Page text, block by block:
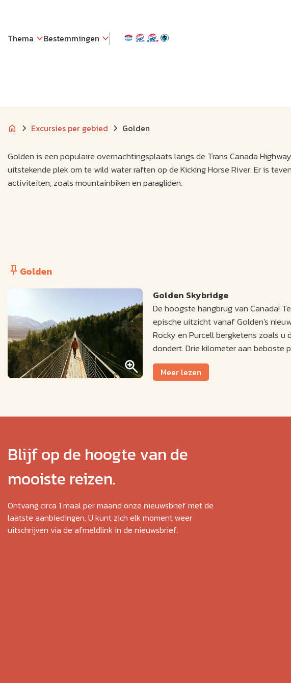
Thema Bestemmingen
Excursies per gebied Golden
Golden is een populaire overnachtingsplaats langs de Trans Canada
uitstekende plek om te wild water raften op de Kicking Horse River. Er is
activiteiten, zoals mountainbiken en paragliden.
Golden
Golden Skybridge
De hoogste hangbrug van Canada!
epische uitzicht vanaf Golden's
Rocky en Purcell bergketens zoals
dondert. Drie kilometer aan
spannende avonturen biedt. Op het
canyon en de bergketens.
Meer lezen
Blijf op de hoogte van de
mooiste reizen.
Ontvang circa 1 maal per maand onze nieuwsbrief met de
laatste aanbiedingen. U kunt zich elk moment weer
uitschrijven via de afmeldlink in de nieuwsbrief.